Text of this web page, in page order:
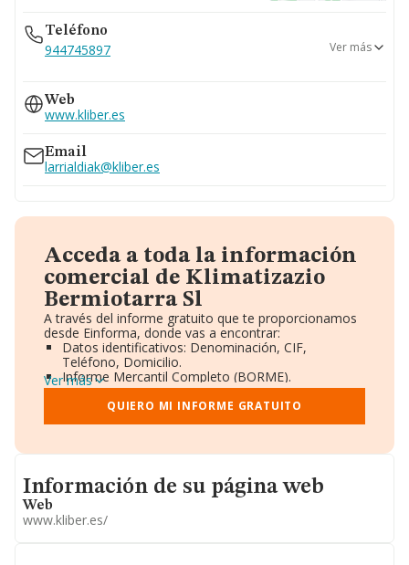
Teléfono
944745897
946883016
946187277
Ver más
Web
www.kliber.es
Email
larrialdiak@kliber.es
Acceda a toda la información
comercial de Klimatizazio
Bermiotarra Sl
A través del informe gratuito que te proporcionamos
desde Einforma, donde vas a encontrar:
Datos identificativos: Denominación, CIF,
Teléfono, Domicilio.
Informe Mercantil Completo (BORME).
Gráficos de Evolución Ventas y Empleados.
Consejo de Administración y Administradores.
Directivos y Ejecutivos.
Información oficial y registral complementaria.
Ver más
QUIERO MI INFORME GRATUITO
Informacion de su página web
Información de su página web
Web
www.kliber.es/